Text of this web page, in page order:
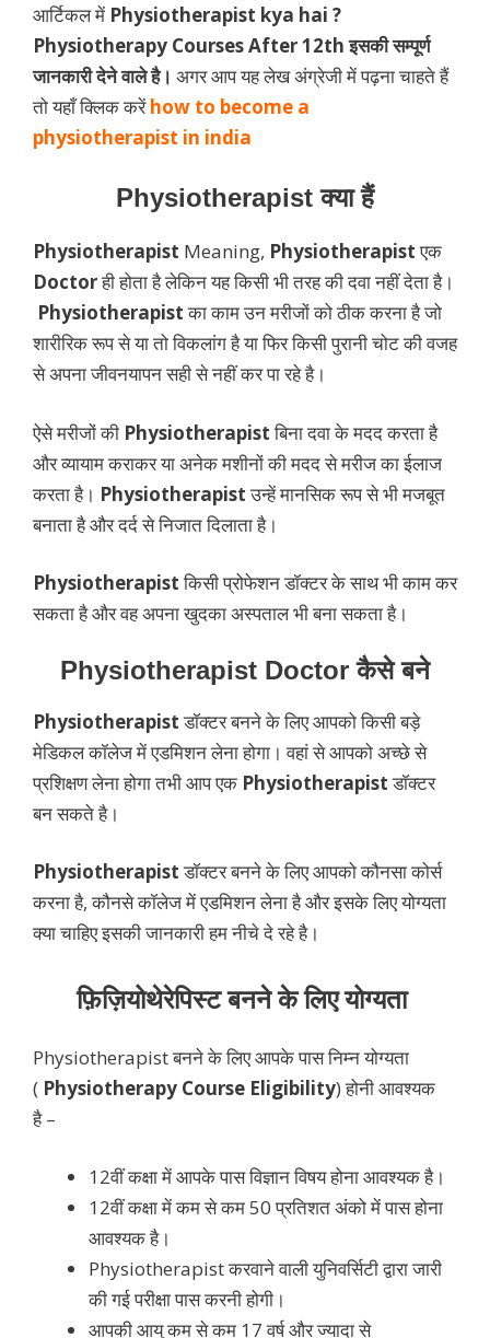
आर्टिकल में Physiotherapist kya hai ?
Physiotherapy Courses After 12th इसकी सम्पूर्ण
जानकारी देने वाले है। अगर आप यह लेख अंग्रेजी में पढ़ना चाहते हैं
तो यहाँ क्लिक करेंhow to become a
physiotherapist in india
Physiotherapist क्या हैं
Physiotherapist Meaning, Physiotherapistएक
Doctorही होता है लेकिन यह किसी भी तरह की दवा नहीं देता है।
Physiotherapistका काम उन मरीजों को ठीक करना है जो
शारीरिक रूप से या तो विकलांग है या फिर किसी पुरानी चोट की वजह
से अपना जीवनयापन सही से नहीं कर पा रहे है।
ऐसे मरीजों की Physiotherapistबिना दवा के मदद करता है
और व्यायाम कराकर या अनेक मशीनों की मदद से मरीज का ईलाज
करता है। Physiotherapistउन्हें मानसिक रूप से भी मजबूत
बनाता है और दर्द से निजात दिलाता है।
Physiotherapistकिसी प्रोफेशन डॉक्टर के साथ भी काम कर
सकता है और वह अपना खुदका अस्पताल भी बना सकता है।
Physiotherapist Doctor कैसे बने
Physiotherapistडॉक्टर बनने के लिए आपको किसी बड़े
मेडिकल कॉलेज में एडमिशन लेना होगा। वहां से आपको अच्छे से
प्रशिक्षण लेना होगा तभी आप एक Physiotherapistडॉक्टर
बन सकते है।
Physiotherapistडॉक्टर बनने के लिए आपको कौनसा कोर्स
करना है, कौनसे कॉलेज में एडमिशन लेना है और इसके लिए योग्यता
क्या चाहिए इसकी जानकारी हम नीचे दे रहे है।
फ़िज़ियोथेरेपिस्ट बनने के लिए योग्यता
Physiotherapist बनने के लिए आपके पास निम्न योग्यता
( Physiotherapy Course Eligibility) होनी आवश्यक
है –
12वीं कक्षा में आपके पास विज्ञान विषय होना आवश्यक है।
12वीं कक्षा में कम से कम 50 प्रतिशत अंको में पास होना
आवश्यक है।
Physiotherapist करवाने वाली युनिवर्सिटी द्वारा जारी
की गई परीक्षा पास करनी होगी।
आपकी आयु कम से कम 17 वर्ष और ज्यादा से